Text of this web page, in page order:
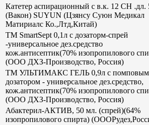
Катетер аспирационный с в.к. 12 СН .дл.
(Вакон) SUYUN (Цзянсу Суюн Медикал
Матириалс Ко.,Лтд,Китай)
TM SmartSept 0,1л с дозаторм-спрей
-универсальное дез.средство
кож.антисептик(70% изопропилового
(ООО ДХЗ-Производство, Россия)
TM УЛЬТИМАКС ГЕЛЬ 0,9л с помповым
дозатором - универсальное дез.средство,
кож.антисептик(70% изопропилового
(ООО ДХЗ-Производство, Россия)
Абактерил-АКТИВ, 50 мл. (спрей)(64%
изопропилового спирта)